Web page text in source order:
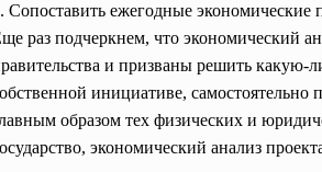
Сопоставить ежегодные экономические
раз подчеркнем, что экономический
и призваны решить какую-
инициативе, самостоятельно
образом тех физических и
экономический анализ